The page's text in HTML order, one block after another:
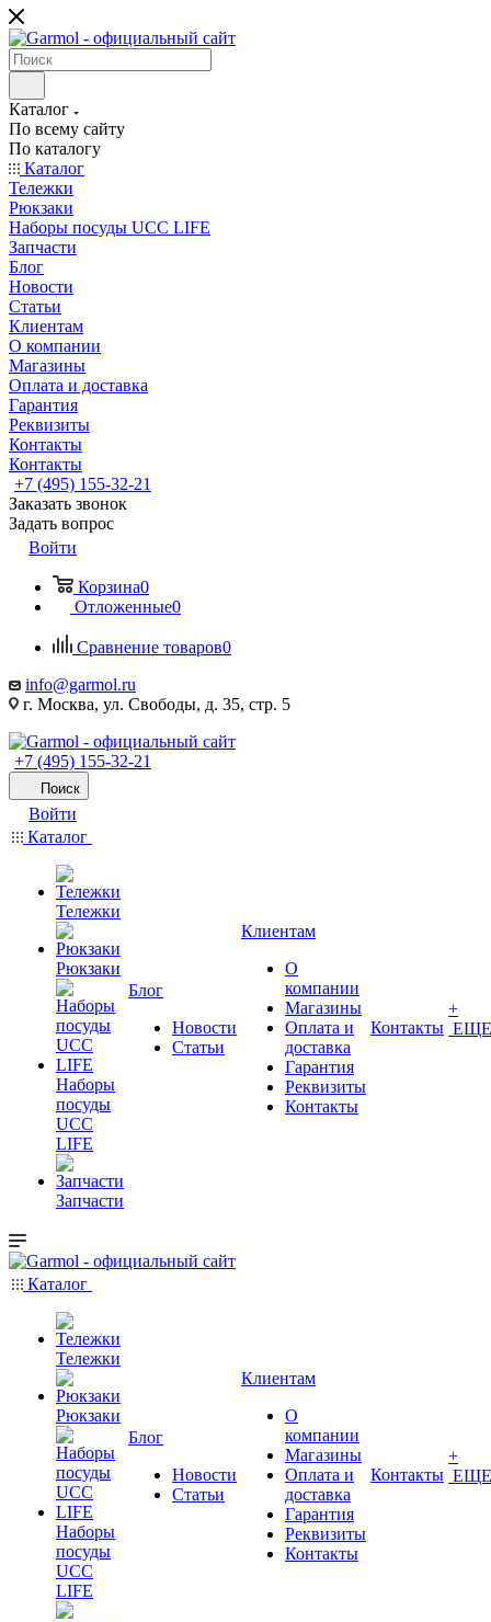
Каталог
По всему сайту
По каталогу
Каталог
Тележки
Рюкзаки
Наборы посуды UCC LIFE
Запчасти
Блог
Новости
Статьи
Клиентам
О компании
Магазины
Оплата и доставка
Гарантия
Реквизиты
Контакты
Контакты
+7 (495) 155-32-21
Заказать звонок
Задать вопрос
Войти
Корзина0
Отложенные0
Сравнение товаров0
info@garmol.ru
г. Москва, ул. Свободы, д. 35, стр. 5
+7 (495) 155-32-21
Поиск
Войти
Каталог
Тележки
Рюкзаки
Наборы
посуды
UCC
LIFE
Запчасти
Блог
Новости
Статьи
Клиентам
О
компании
Магазины
Оплата и
доставка
Гарантия
Реквизиты
Контакты
Контакты
+
ЕЩЕ
Каталог
Тележки
Рюкзаки
Наборы
посуды
UCC
LIFE
Блог
Новости
Статьи
Клиентам
О
компании
Магазины
Оплата и
доставка
Гарантия
Реквизиты
Контакты
Контакты
+
ЕЩЕ